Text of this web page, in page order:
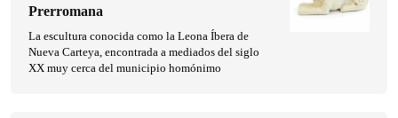
Prerromana
La escultura conocida como la Leona Íbera de
Nueva Carteya, encontrada a mediados del siglo
XX muy cerca del municipio homónimo